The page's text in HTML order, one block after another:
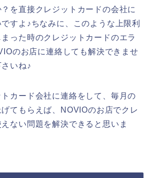
を直接クレジットカードの会社に
すよ♪ちなみに、このような上限利
った時のクレジットカードのエラ
のお店に連絡しても解決できませ
いね♪
カード会社に連絡をして、毎月の
てもらえば、NOVIOのお店でクレ
ない問題を解決できると思いま